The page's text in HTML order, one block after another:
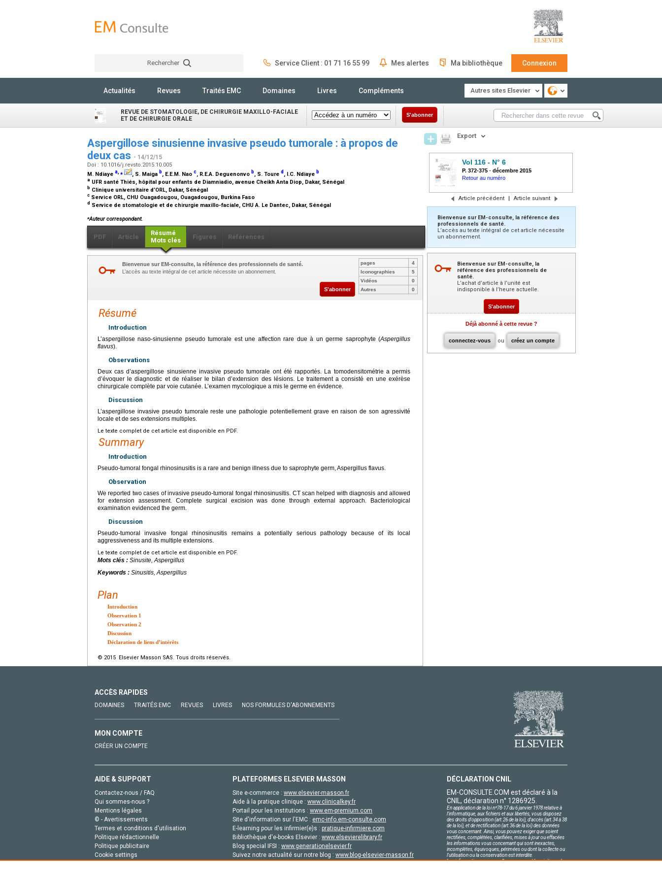
Rechercher Service Client : 01 71 16 55 99 Mes alertes Ma bibliothèque Connexion
Actualités Revues Traités EMC Domaines Livres Compléments Autres sites Elsevier
REVUE DE STOMATOLOGIE, DE CHIRURGIE MAXILLO-FACIALE
ET DE CHIRURGIE ORALE
S'abonner
Aspergillose sinusienne invasive pseudo tumorale : à propos de
deux cas - 14/12/15
Doi : 10.1016/j.revsto.2015.10.005
M. Ndiaye a,⁎ , S. Maiga b, E.E.M. Nao c, R.E.A. Deguenonvo b, S. Toure d , I.C. Ndiaye b
a UFR santé Thiés, hôpital pour enfants de Diamniadio, avenue Cheikh Anta Diop, Dakar, Sénégal
b Clinique universitaire d’ORL, Dakar, Sénégal
c Service ORL, CHU Ouagadougou, Ouagadougou, Burkina Faso
d Service de stomatologie et de chirurgie maxillo-faciale, CHU A. Le Dantec, Dakar, Sénégal
⁎Auteur correspondant.
PDF Article
Résumé
Mots clés
Figures Références
Bienvenue sur EM-consulte, la référence des professionnels de santé.
L’accès au texte intégral de cet article nécessite un abonnement.
S'abonner
pages
4
Iconographies
5
Vidéos
0
Autres
0
Résumé
Introduction
L’aspergillose naso-sinusienne pseudo tumorale est une affection rare due à un germe saprophyte (Aspergillus
flavus).
Observations
Deux cas d’aspergillose sinusienne invasive pseudo tumorale ont été rapportés. La tomodensitométrie a permis
d’évoquer le diagnostic et de réaliser le bilan d’extension des lésions. Le traitement a consisté en une exérèse
chirurgicale complète par voie cutanée. L’examen mycologique a mis le germe en évidence.
Discussion
L’aspergillose invasive pseudo tumorale reste une pathologie potentiellement grave en raison de son agressivité
locale et de ses extensions multiples.
Le texte complet de cet article est disponible en PDF.
Summary
Introduction
Pseudo-tumoral fongal rhinosinusitis is a rare and benign illness due to saprophyte germ, Aspergillus flavus.
Observation
We reported two cases of invasive pseudo-tumoral fongal rhinosinusitis. CT scan helped with diagnosis and allowed
for extension assessment. Complete surgical excision was done through external approach. Bacteriological
examination evidenced the germ.
Discussion
Pseudo-tumoral invasive fongal rhinosinusitis remains a potentially serious pathology because of its local
aggressiveness and its multiple extensions.
Le texte complet de cet article est disponible en PDF.
Mots clés : Sinusite, Aspergillus
Keywords : Sinusitis, Aspergillus
Plan
Introduction
Observation 1
Observation 2
Discussion
Déclaration de liens d’intérêts
© 2015 Elsevier Masson SAS. Tous droits réservés.
Export
Vol 116 - N° 6
P. 372-375 - décembre 2015
Retour au numéro
Article précédent | Article suivant
Bienvenue sur EM-consulte, la référence des
professionnels de santé.
L’accès au texte intégral de cet article nécessite
un abonnement.
Bienvenue sur EM-consulte, la
référence des professionnels de
santé.
L’achat d’article à l’unité est
indisponible à l’heure actuelle.
S'abonner
Déjà abonné à cette revue ?
connectez-vous ou créez un compte
ACCÈS RAPIDES
DOMAINES TRAITÉS EMC REVUES LIVRES NOS FORMULES D'ABONNEMENTS
MON COMPTE
CRÉER UN COMPTE
AIDE & SUPPORT
Contactez-nous / FAQ
Qui sommes-nous ?
Mentions légales
© - Avertissements
Termes et conditions d'utilisation
Politique rédactionnelle
Politique publicitaire
Cookie settings
PLATEFORMES ELSEVIER MASSON
Site e-commerce : www.elsevier-masson.fr
Aide à la pratique clinique : www.clinicalkey.fr
Portail pour les institutions : www.em-premium.com
Site d'information sur l'EMC : emc-info.em-consulte.com
E-learning pour les infirmier(e)s : pratique-infirmiere.com
Bibliothèque d'e-books Elsevier : www.elsevierelibrary.fr
Blog special IFSI : www.generationelsevier.fr
Suivez notre actualité sur notre blog : www.blog-elsevier-masson.fr
DÉCLARATION CNIL
EM-CONSULTE.COM est déclaré à la
CNIL, déclaration n° 1286925.
En application de la loi nº78-17 du 6 janvier 1978 relative à
l'informatique, aux fichiers et aux libertés, vous disposez
des droits d'opposition (art.26 de la loi), d'accès (art.34 à 38
de la loi), et de rectification (art.36 de la loi) des données
vous concernant. Ainsi, vous pouvez exiger que soient
rectifiées, complétées, clarifiées, mises à jour ou effacées
les informations vous concernant qui sont inexactes,
incomplètes, équivoques, périmées ou dont la collecte ou
l'utilisation ou la conservation est interdite.
Les informations personnelles concernant les visiteurs de